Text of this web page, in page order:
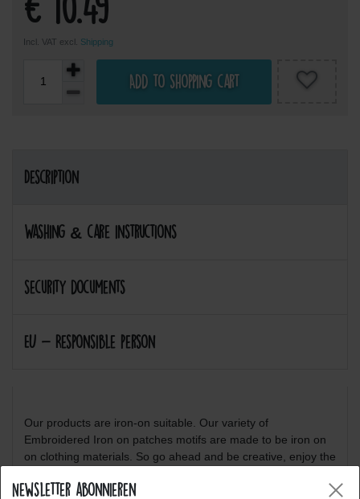
Newsletter abonnieren
€ 10.49
Incl. VAT excl. Shipping
Add to shopping cart
Description
Washing & care instructions
security documents
EU - Responsible person
Our products are iron-on suitable. Our variety of
Embroidered Iron on patches motifs are made to be iron on
on clothing materials. So go ahead and be creative, enjoy the